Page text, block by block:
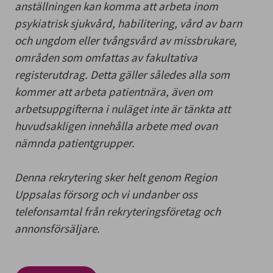
anställningen kan komma att arbeta inom
psykiatrisk sjukvård, habilitering, vård av barn
och ungdom eller tvångsvård av missbrukare,
områden som omfattas av fakultativa
registerutdrag. Detta gäller således alla som
kommer att arbeta patientnära, även om
arbetsuppgifterna i nuläget inte är tänkta att
huvudsakligen innehålla arbete med ovan
nämnda patientgrupper.
Denna rekrytering sker helt genom Region
Uppsalas försorg och vi undanber oss
telefonsamtal från rekryteringsföretag och
annonsförsäljare.